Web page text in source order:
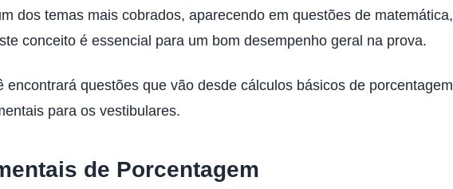
dos temas mais cobrados, aparecendo em questões de
conceito é essencial para um bom desempenho geral na prova.
encontrará questões que vão desde cálculos básicos de
para os vestibulares.
de Porcentagem